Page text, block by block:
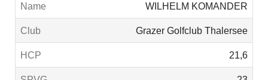
WILHELM KOMANDER
Grazer Golfclub Thalersee
21,6